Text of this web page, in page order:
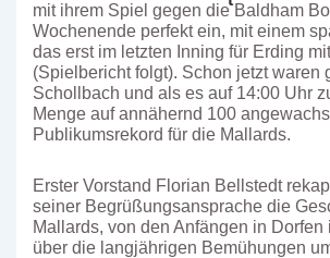
mit ihrem Spiel gegen die Baldham
Wochenende perfekt ein, mit einem
das erst im letzten Inning für Erding
(Spielbericht folgt). Schon jetzt waren
Schollbach und als es auf 14:00 Uhr
Menge auf annähernd 100
Publikumsrekord für die Mallards.
Erster Vorstand Florian Bellstedt
seiner Begrüßungsansprache die
Mallards, von den Anfängen in Dorfen
über die langjährigen Bemühungen